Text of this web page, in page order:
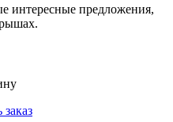
интересные предложения,